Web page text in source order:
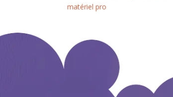
matériel pro